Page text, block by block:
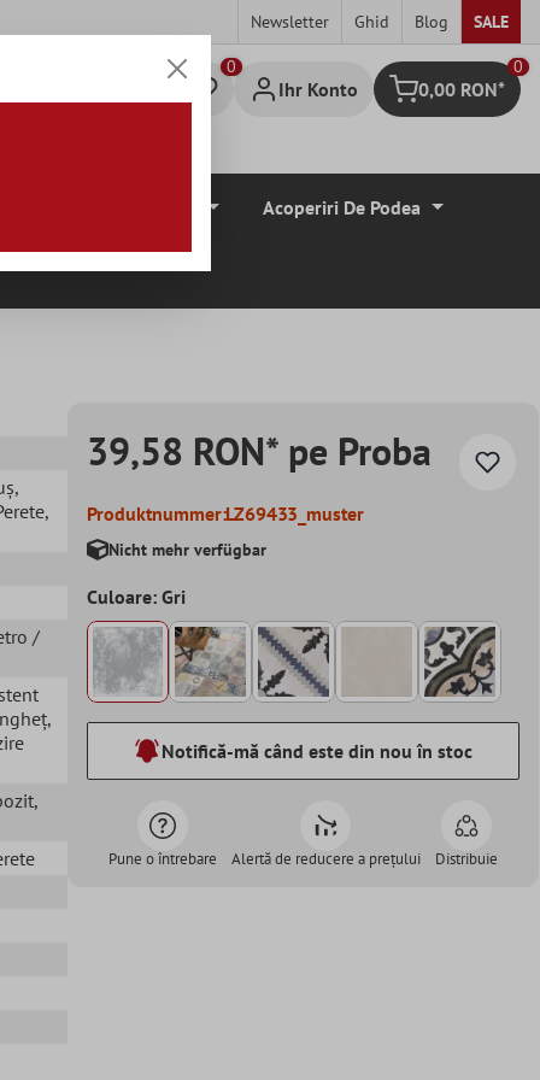
Newsletter Ghid Blog SALE
Ihr Konto Warenkorb
0
0,00 RON*
Acoperiri De Podea
,
,
/
,
,
39,58 RON* pe Proba
Produktnummer:LZ69433_muster
Nicht mehr verfügbar
Culoare: Gri
Notifică-mă când este din nou în stoc
Pune o întrebare Alertă de reducere a prețului Distribuie